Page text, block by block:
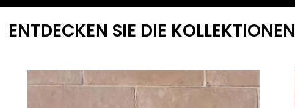
ENTDECKEN SIE DIE KOLLEKTIONEN